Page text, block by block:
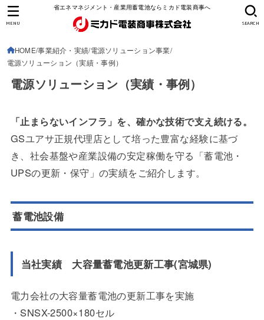
省エネマネジメント・産業用蓄電池ならミカド電装商事へ
SEARCH
MENU
HOME 事業紹介・実績 電源ソリューション事業
電源ソリューション（実績・事例）
電源ソリューション（実績・事例）
「止まらないインフラ」を、確かな技術で支え続ける。
GSユアサ正規代理店として培った豊富な経験に基づ
き、社会基盤や産業設備の安定稼働を守る「蓄電池・
UPSの更新・保守」の実績をご紹介します。
蓄電池設備
当社実績 大容量蓄電池更新工事(宮城県)
電力会社の大容量蓄電池の更新工事を実施
・SNSX-2500×180セル